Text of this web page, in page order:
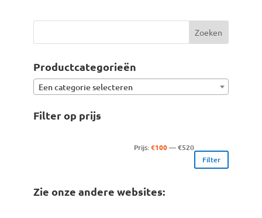
€515,00
Productcategorieën
Een categorie selecteren
Filter op prijs
Filter
Prijs:€100—€520
Zie onze andere websites: